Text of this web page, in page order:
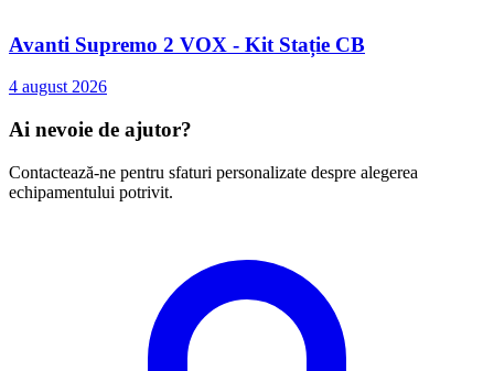
Avanti Supremo 2 VOX - Kit Stație CB
4 august 2026
Ai nevoie de ajutor?
Contactează-ne pentru sfaturi personalizate despre alegerea
echipamentului potrivit.